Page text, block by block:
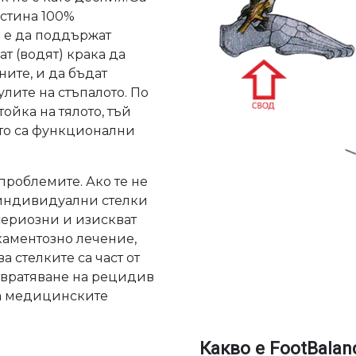
100%
е да поддържат
(водят) крака да
и да бъдат
на стъпалото. По
на тялото, тъй
са функционални
Ако те не
стелки
и изискват
лечение,
стелките са част от
на рецидив
медицинските
Какво е